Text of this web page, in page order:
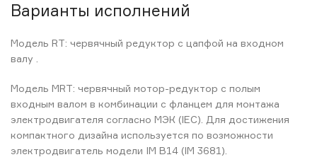
Варианты исполнений
Модель RT: червячный редуктор с цапфой на входном
валу .
Модель MRT: червячный мотор-редуктор с полым
входным валом в комбинации с фланцем для монтажа
электродвигателя согласно МЭК (IEC). Для достижения
компактного дизайна используется по возможности
электродвигатель модели IM B14 (IM 3681).